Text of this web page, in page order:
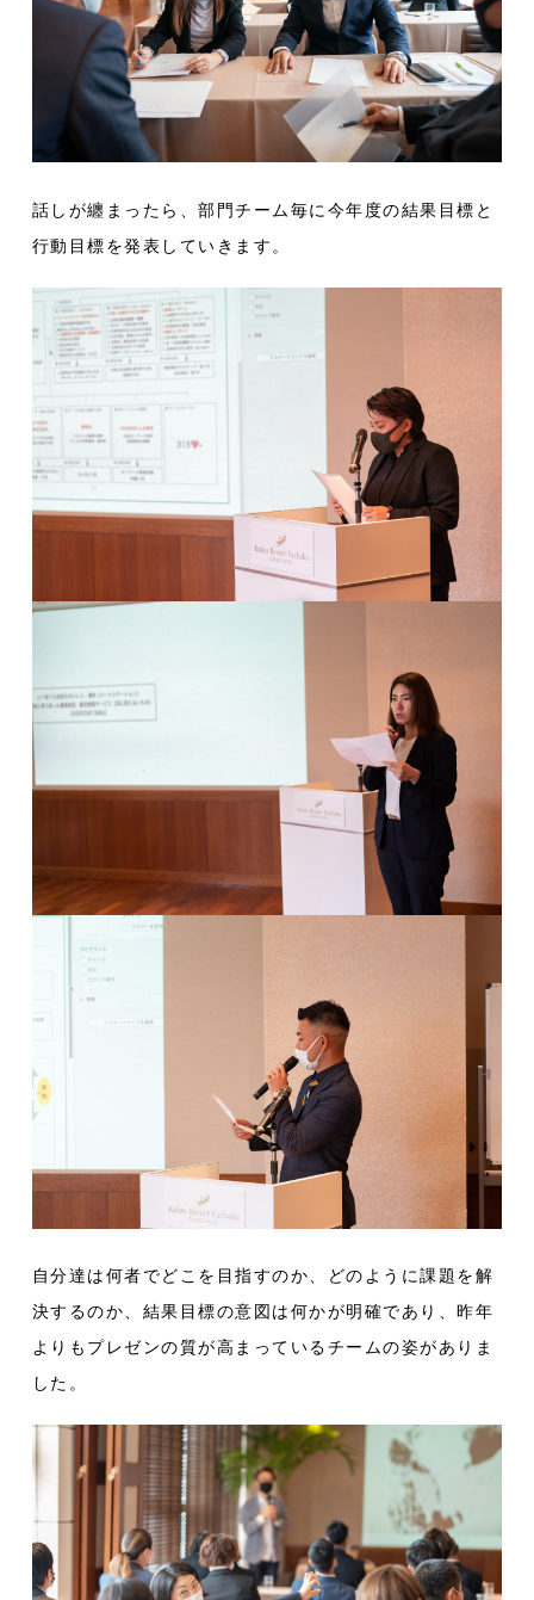
話しが纏まったら、部門チーム毎に今年度の結果目標と
行動目標を発表していきます。
自分達は何者でどこを目指すのか、どのように課題を解
決するのか、結果目標の意図は何かが明確であり、昨年
よりもプレゼンの質が高まっているチームの姿がありま
した。